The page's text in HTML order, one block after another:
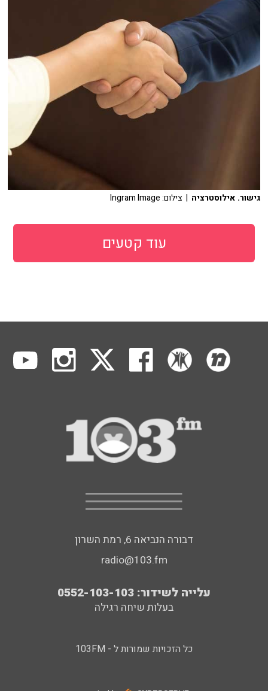
גישור. אילוסטרציה | צילום: Ingram Image
עוד קטעים
דבורה הנביאה 6, רמת השרון
radio@103.fm
עלייה לשידור: 0552-103-103
בעלות שיחה רגילה
כל הזכויות שמורות ל - 103FM